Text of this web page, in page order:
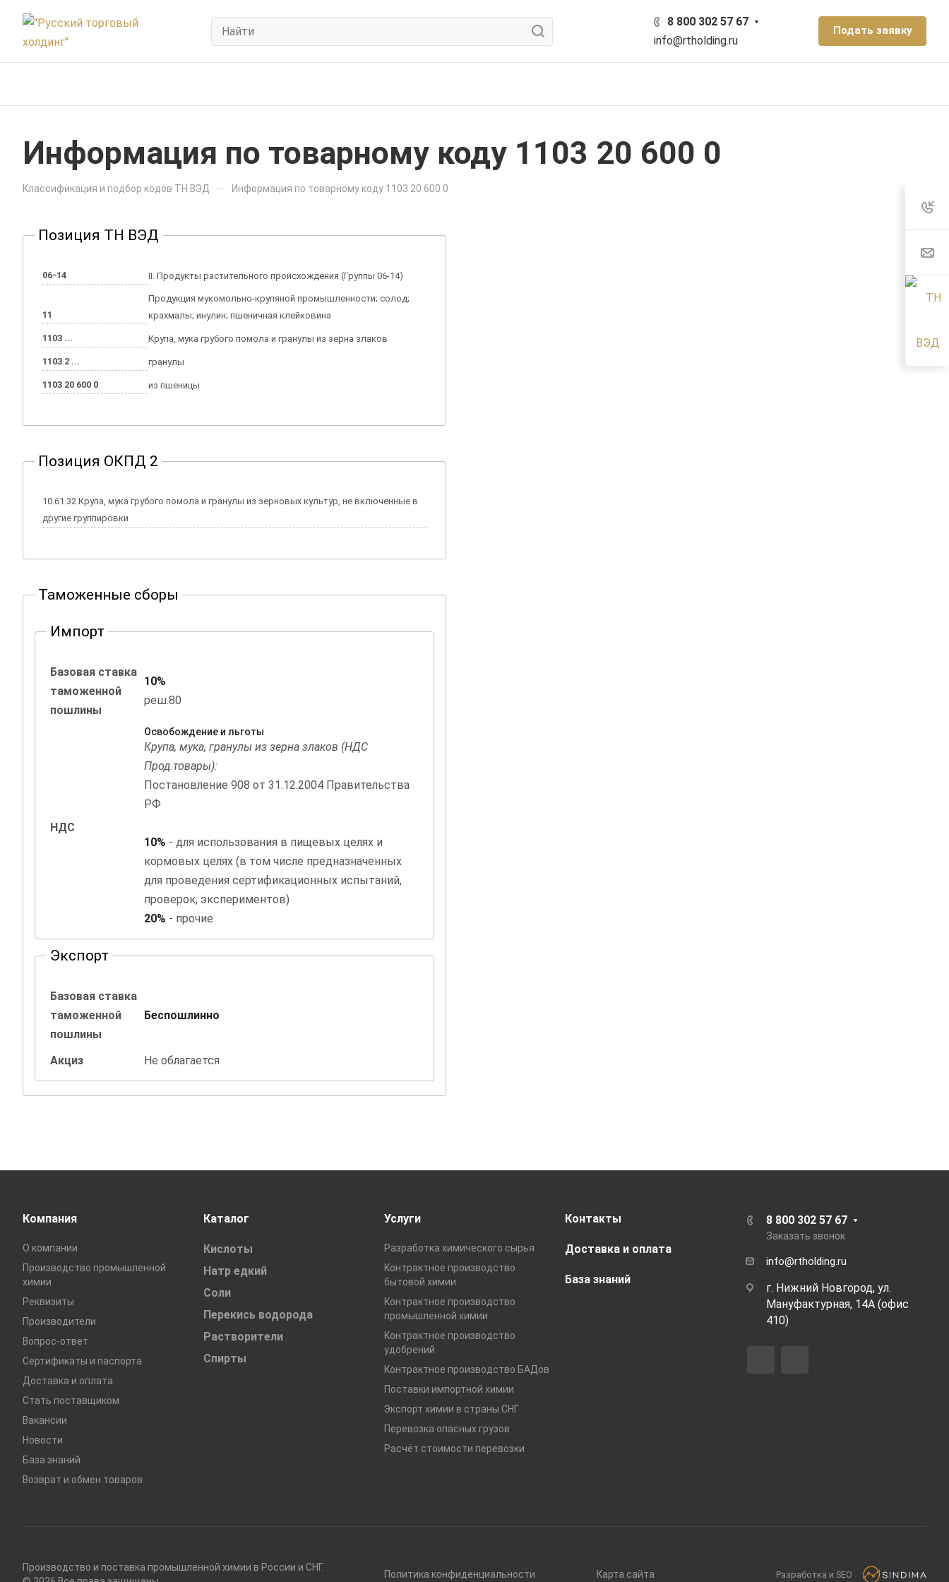
8 800 302 57 67
info@rtholding.ru
Подать заявку
Информация по товарному коду 1103 20 600 0
Классификация и подбор кодов ТН ВЭД — Информация по товарному коду 1103 20 600 0
Позиция ТН ВЭД
06-14 II. Продукты растительного происхождения (Группы 06-14)
11
Продукция мукомольно-крупяной промышленности; солод;
крахмалы; инулин; пшеничная клейковина
1103 ... Крупа, мука грубого помола и гранулы из зерна злаков
1103 2 ... гранулы
1103 20 600 0 из пшеницы
Позиция ОКПД 2
10.61.32 Крупа, мука грубого помола и гранулы из зерновых культур, не включенные в
другие группировки
Таможенные сборы
Импорт
Базовая ставка
таможенной
пошлины
10%
реш.80
НДС
Освобождение и льготы
Крупа, мука, гранулы из зерна злаков (НДС
Прод.товары):
Постановление 908 от 31.12.2004 Правительства
РФ
10% - для использования в пищевых целях и
кормовых целях (в том числе предназначенных
для проведения сертификационных испытаний,
проверок, экспериментов)
20% - прочие
Экспорт
Базовая ставка
таможенной
пошлины
Беспошлинно
Акциз Не облагается
Компания
О компании
Производство промышленной
химии
Реквизиты
Производители
Вопрос-ответ
Сертификаты и паспорта
Доставка и оплата
Стать поставщиком
Вакансии
Новости
База знаний
Возврат и обмен товаров
Каталог
Кислоты
Натр едкий
Соли
Перекись водорода
Растворители
Спирты
Услуги
Разработка химического сырья
Контрактное производство
бытовой химии
Контрактное производство
промышленной химии
Контрактное производство
удобрений
Контрактное производство БАДов
Поставки импортной химии
Экспорт химии в страны СНГ
Перевозка опасных грузов
Расчёт стоимости перевозки
Контакты
Доставка и оплата
База знаний
8 800 302 57 67
Заказать звонок
info@rtholding.ru
г. Нижний Новгород, ул.
Мануфактурная, 14А (офис
410)
Производство и поставка промышленной химии в России и СНГ.
Политика конфиденциальности Карта сайта Разработка и SEO